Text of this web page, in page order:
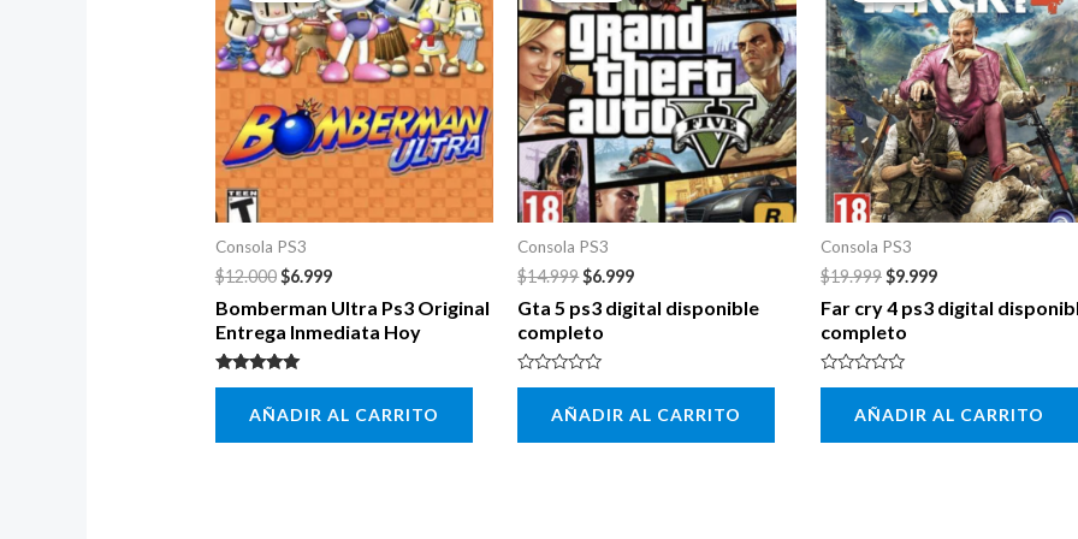
Consola PS3
$12.000
era:
$12.000.
$6.999
es:
$6.999.
Bomberman Ultra Ps3 Original
Entrega Inmediata Hoy
Valorado con
AÑADIR AL CARRITO
Consola PS3
$14.999
era:
$14.999.
$6.999
es:
$6.999.
Gta 5 ps3 digital disponible
completo
Valorado
5
AÑADIR AL CARRITO
Consola PS3
$19.999
era:
$19.999.
$9.999
es:
$9.999.
Far cry 4 ps3 digital
completo
Valorado
5
AÑADIR AL CARRITO